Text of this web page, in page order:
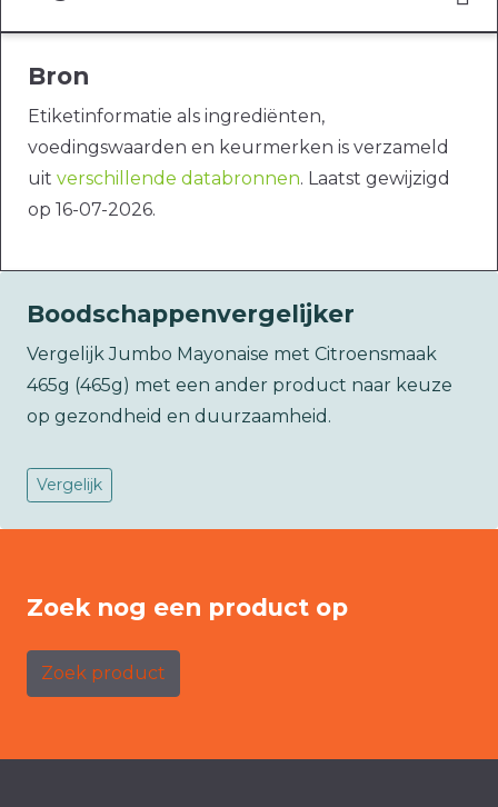
Bron
Etiketinformatie als ingrediënten,
voedingswaarden en keurmerken is verzameld
uit verschillende databronnen. Laatst gewijzigd
op 16-07-2026.
Boodschappenvergelijker
Vergelijk Jumbo Mayonaise met Citroensmaak
465g (465g) met een ander product naar keuze
op gezondheid en duurzaamheid.
Vergelijk
Zoek nog een product op
Zoek product